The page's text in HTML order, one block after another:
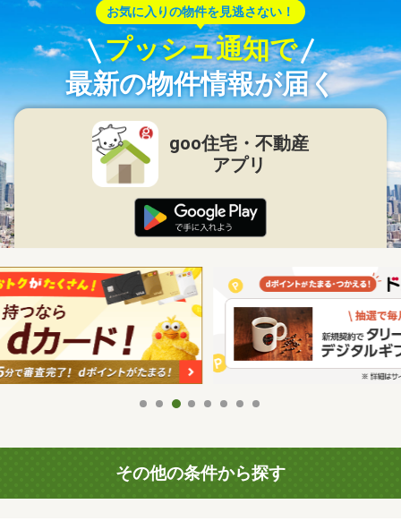
お気に入りの物件を見逃さない！
プッシュ通知で
最新の物件情報が届く
goo住宅・不動産
アプリ
その他の条件から探す